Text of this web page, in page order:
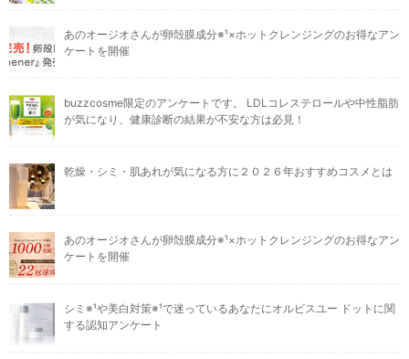
あのオージオさんが卵殻膜成分※¹×ホットクレンジングのお得なアン
ケートを開催
buzzcosme限定のアンケートです。 LDLコレステロールや中性脂肪
が気になり、健康診断の結果が不安な方は必見！
乾燥・シミ・肌あれが気になる方に２０２６年おすすめコスメとは
あのオージオさんが卵殻膜成分※¹×ホットクレンジングのお得なアン
ケートを開催
シミ※¹や美白対策※¹で迷っているあなたにオルビスユー ドットに関
する認知アンケート